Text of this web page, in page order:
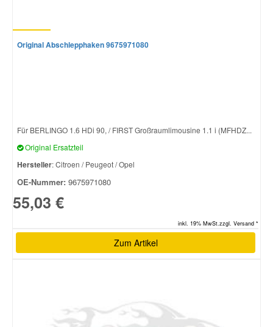
Original Abschlepphaken 9675971080
Für BERLINGO 1.6 HDi 90, / FIRST Großraumlimousine 1.1 i (MFHDZ...
Original Ersatzteil
Hersteller: Citroen / Peugeot / Opel
OE-Nummer: 9675971080
55,03 €
inkl. 19% MwSt.zzgl. Versand *
Zum Artikel
Skoda Ersatzteile
Toyota Ersatzteile
Vauxhall Ersatzteile